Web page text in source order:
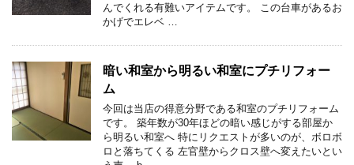
んでくれる有難いアイテムです。 この台車があるお
かげでエレベ …
暗い和室から明るい和室にプチリフォー
ム
今回は当店の得意分野である和室のプチリフォーム
です。 築年数が30年ほどの暗い感じがする部屋か
ら明るい和室へ 特にリクエストが多いのが、ボロボ
ロと落ちてくる 左官壁からクロス壁へ変えたいとい